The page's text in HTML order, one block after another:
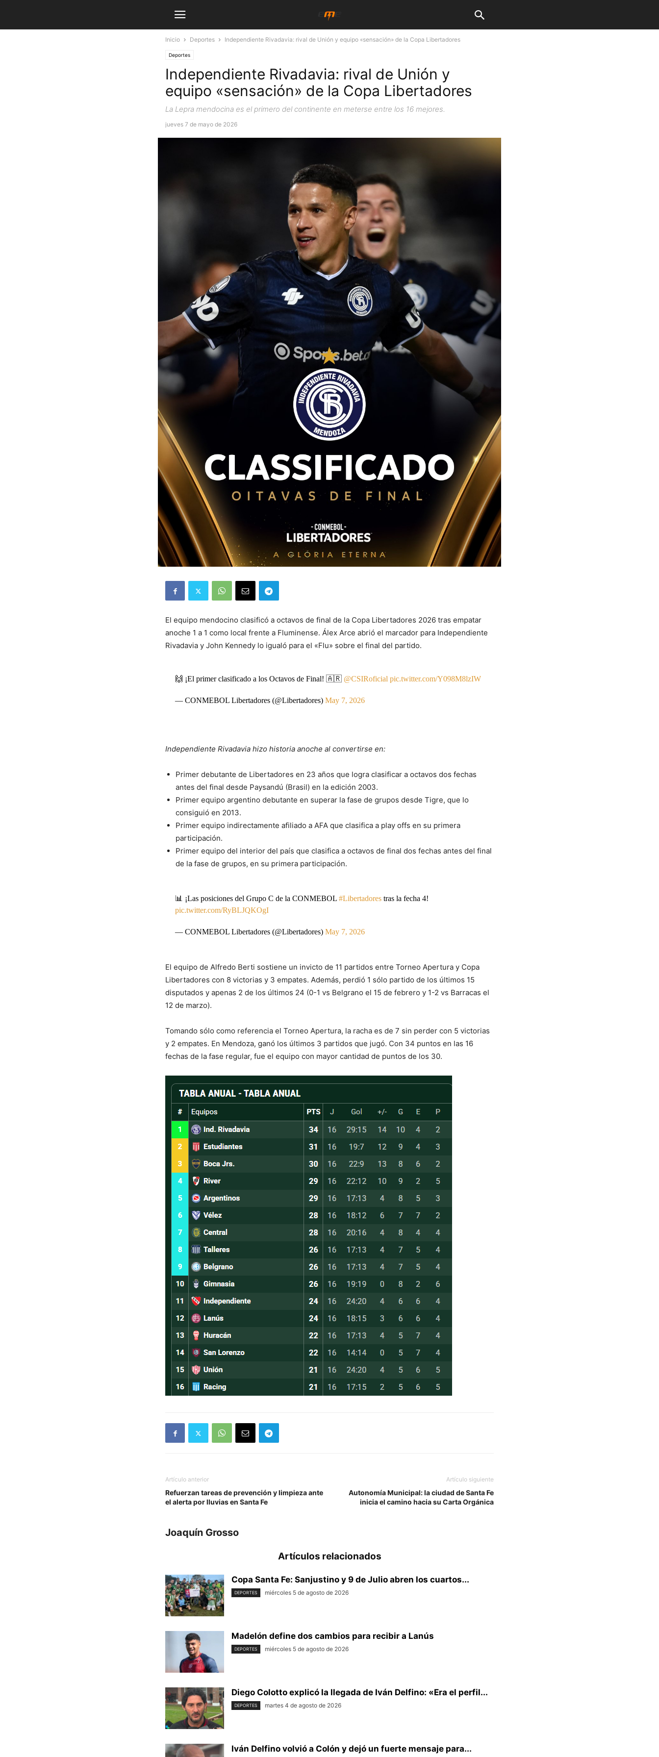
Inicio Deportes Independiente Rivadavia: rival de Unión y equipo «sensación» de la Copa Libertadores
Deportes
Independiente Rivadavia: rival de Unión y
equipo «sensación» de la Copa Libertadores
La Lepra mendocina es el primero del continente en meterse entre los 16 mejores.
jueves 7 de mayo de 2026
El equipo mendocino clasificó a octavos de final de la Copa Libertadores 2026 tras empatar
anoche 1 a 1 como local frente a Fluminense. Álex Arce abrió el marcador para Independiente
Rivadavia y John Kennedy lo igualó para el «Flu» sobre el final del partido.
🙌 ¡El primer clasificado a los Octavos de Final! 🇦🇷 @CSIRoficial pic.twitter.com/Y098M8lzIW
— CONMEBOL Libertadores (@Libertadores)May 7, 2026
Independiente Rivadavia hizo historia anoche al convertirse en:
Primer debutante de Libertadores en 23 años que logra clasificar a octavos dos fechas
antes del final desde Paysandú (Brasil) en la edición 2003.
Primer equipo argentino debutante en superar la fase de grupos desde Tigre, que lo
consiguió en 2013.
Primer equipo indirectamente afiliado a AFA que clasifica a play offs en su primera
participación.
Primer equipo del interior del país que clasifica a octavos de final dos fechas antes del final
de la fase de grupos, en su primera participación.
📊 ¡Las posiciones del Grupo C de la CONMEBOL#Libertadores tras la fecha 4!
pic.twitter.com/RyBLJQKOgI
— CONMEBOL Libertadores (@Libertadores)May 7, 2026
El equipo de Alfredo Berti sostiene un invicto de 11 partidos entre Torneo Apertura y Copa
Libertadores con 8 victorias y 3 empates. Además, perdió 1 sólo partido de los últimos 15
disputados y apenas 2 de los últimos 24 (0-1 vs Belgrano el 15 de febrero y 1-2 vs Barracas el
12 de marzo).
Tomando sólo como referencia el Torneo Apertura, la racha es de 7 sin perder con 5 victorias
y 2 empates. En Mendoza, ganó los últimos 3 partidos que jugó. Con 34 puntos en las 16
fechas de la fase regular, fue el equipo con mayor cantidad de puntos de los 30.
Artículo anterior
Refuerzan tareas de prevención y limpieza ante
el alerta por lluvias en Santa Fe
Artículo siguiente
Autonomía Municipal: la ciudad de Santa Fe
inicia el camino hacia su Carta Orgánica
Joaquín Grosso
Artículos relacionados
Copa Santa Fe: Sanjustino y 9 de Julio abren los cuartos...
DEPORTES miércoles 5 de agosto de 2026
Madelón define dos cambios para recibir a Lanús
DEPORTES miércoles 5 de agosto de 2026
Diego Colotto explicó la llegada de Iván Delfino: «Era el perfil...
DEPORTES martes 4 de agosto de 2026
Iván Delfino volvió a Colón y dejó un fuerte mensaje para...